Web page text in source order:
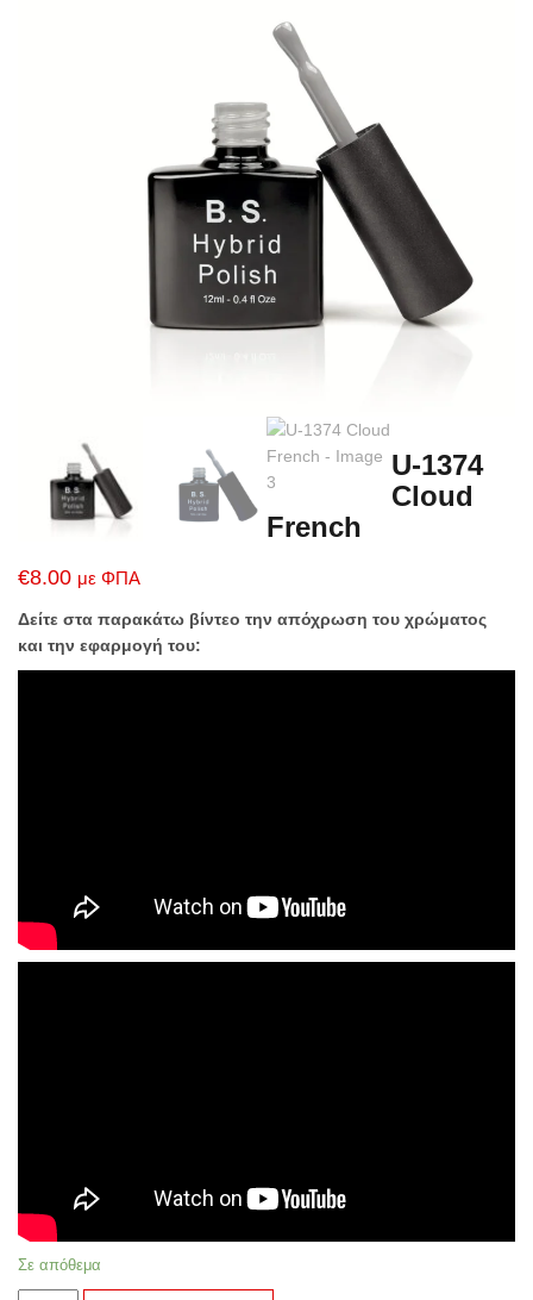
U-1374
Cloud
French
€8.00 με ΦΠΑ
Δείτε στα παρακάτω βίντεο την απόχρωση του χρώματος
και την εφαρμογή του:
Σε απόθεμα